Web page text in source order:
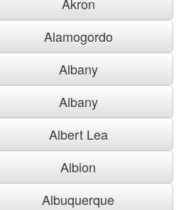
Alamogordo
Albany
Albany
Albert Lea
Albion
Albuquerque